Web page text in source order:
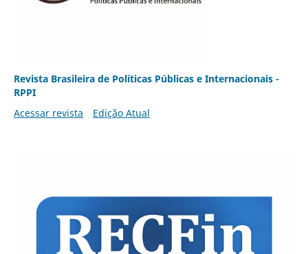
Revista Brasileira de Políticas Públicas e Internacionais -
RPPI
Acessar revista
Edição Atual